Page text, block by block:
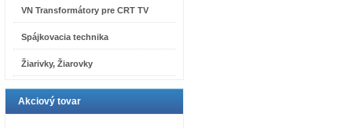
VN Transformátory pre CRT TV
Spájkovacia technika
Žiarivky, Žiarovky
Akciový tovar